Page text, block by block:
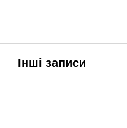
Інші записи